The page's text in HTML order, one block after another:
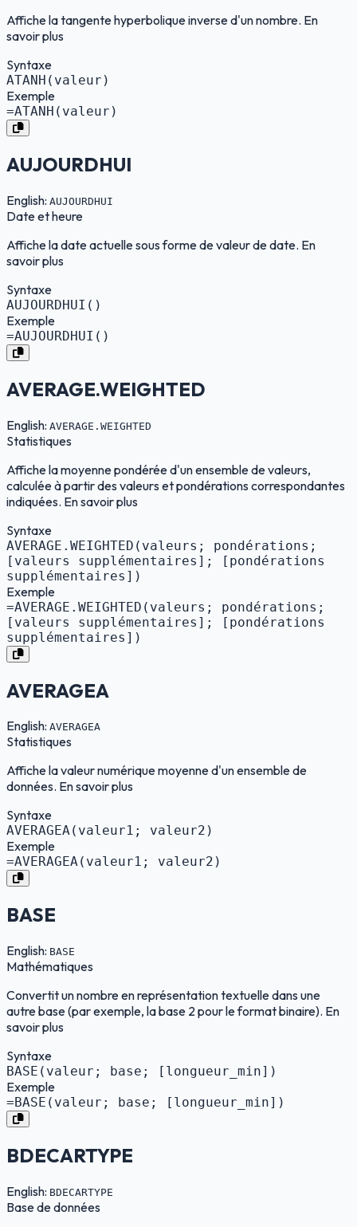
Affiche la tangente hyperbolique inverse d'un nombre. En
savoir plus
Syntaxe
ATANH(valeur)
Exemple
=ATANH(valeur)
AUJOURDHUI
English: AUJOURDHUI
Date et heure
Affiche la date actuelle sous forme de valeur de date. En
savoir plus
Syntaxe
AUJOURDHUI()
Exemple
=AUJOURDHUI()
AVERAGE.WEIGHTED
English: AVERAGE.WEIGHTED
Statistiques
Affiche la moyenne pondérée d'un ensemble de valeurs,
calculée à partir des valeurs et pondérations correspondantes
indiquées. En savoir plus
Syntaxe
AVERAGE.WEIGHTED(valeurs; pondérations;
[valeurs supplémentaires]; [pondérations
supplémentaires])
Exemple
=AVERAGE.WEIGHTED(valeurs; pondérations;
[valeurs supplémentaires]; [pondérations
supplémentaires])
AVERAGEA
English: AVERAGEA
Statistiques
Affiche la valeur numérique moyenne d'un ensemble de
données. En savoir plus
Syntaxe
AVERAGEA(valeur1; valeur2)
Exemple
=AVERAGEA(valeur1; valeur2)
BASE
English: BASE
Mathématiques
Convertit un nombre en représentation textuelle dans une
autre base (par exemple, la base 2 pour le format binaire). En
savoir plus
Syntaxe
BASE(valeur; base; [longueur_min])
Exemple
=BASE(valeur; base; [longueur_min])
BDECARTYPE
English: BDECARTYPE
Base de données